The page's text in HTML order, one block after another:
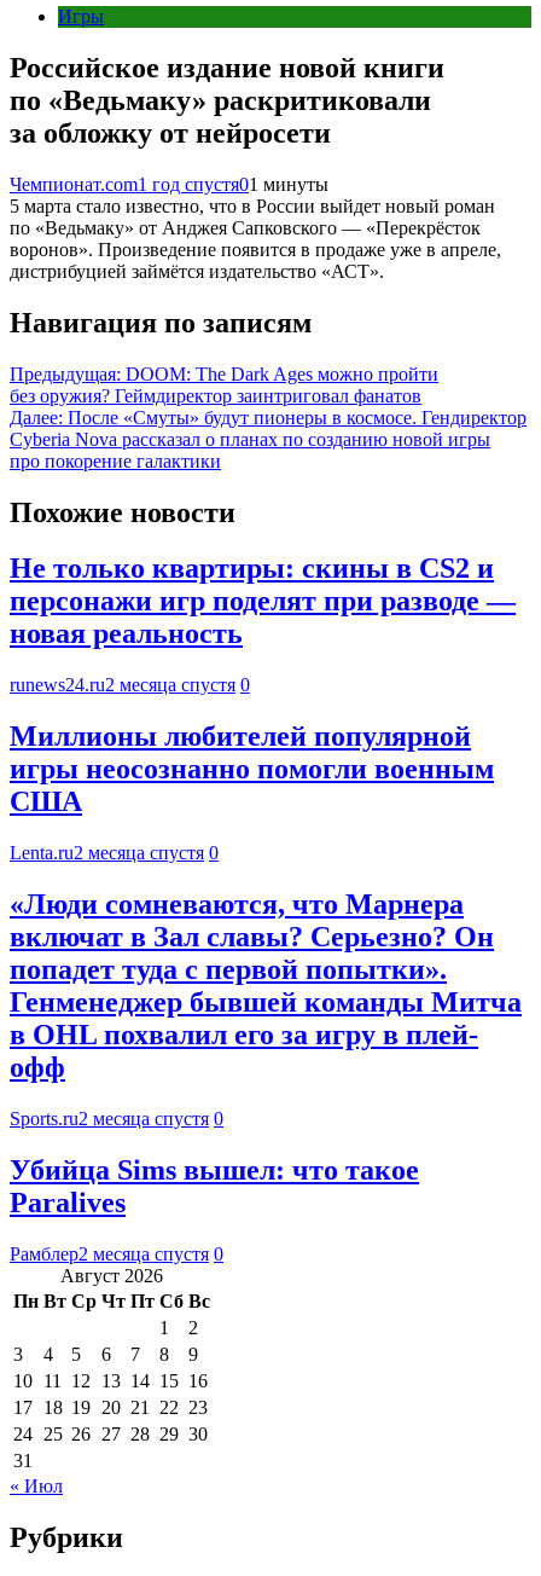
Игры
Российское издание новой книги
по «Ведьмаку» раскритиковали
за обложку от нейросети
Чемпионат.com1 год спустя01 минуты
5 марта стало известно, что в России выйдет новый роман
по «Ведьмаку» от Анджея Сапковского — «Перекрёсток
воронов». Произведение появится в продаже уже в апреле,
дистрибуцией займётся издательство «АСТ».
Навигация по записям
Предыдущая: DOOM: The Dark Ages можно пройти
без оружия? Геймдиректор заинтриговал фанатов
Далее: После «Смуты» будут пионеры в космосе. Гендиректор
Cyberia Nova рассказал о планах по созданию новой игры
про покорение галактики
Похожие новости
Не только квартиры: скины в CS2 и
персонажи игр поделят при разводе —
новая реальность
runews24.ru2 месяца спустя 0
Миллионы любителей популярной
игры неосознанно помогли военным
США
Lenta.ru2 месяца спустя 0
«Люди сомневаются, что Марнера
включат в Зал славы? Серьезно? Он
попадет туда с первой попытки».
Генменеджер бывшей команды Митча
в OHL похвалил его за игру в плей-
офф
Sports.ru2 месяца спустя 0
Убийца Sims вышел: что такое
Paralives
Рамблер2 месяца спустя 0
Август 2026
Пн Вт Ср Чт Пт Сб Вс
1
2
3
4 5 6 7 8
9
10 11 12 13 14 15 16
17 18 19 20 21 22 23
24 25 26 27 28 29 30
31
« Июл
Рубрики